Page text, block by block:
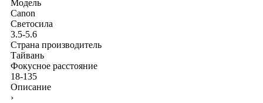
Модель
Canon
Светосила
3.5-5.6
Страна производитель
Тайвань
Фокусное расстояние
18-135
Описание
›